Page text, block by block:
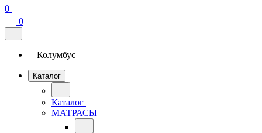
0
0
Колумбус
Каталог
Каталог
МАТРАСЫ